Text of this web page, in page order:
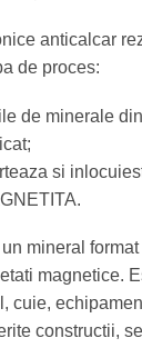
anticalcar
de proces:
de minerale
si
mineral
magnetice.
cuie,
constructii,